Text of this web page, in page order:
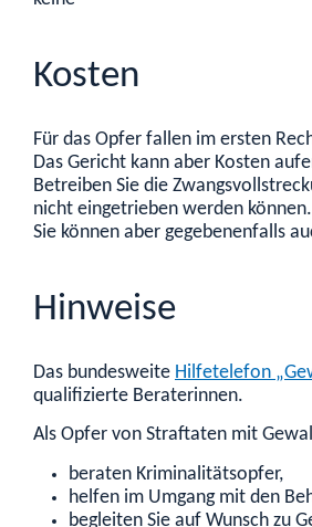
Kosten
Für das Opfer fallen im ersten
Das Gericht kann aber Kosten
Betreiben Sie die
nicht eingetrieben werden können.
Sie können aber gegebenenfalls
Hinweise
Das bundesweite Hilfetelefon
qualifizierte Beraterinnen.
Als Opfer von Straftaten mit
beraten Kriminalitätsopfer,
helfen im Umgang mit den
begleiten Sie auf Wunsch zu